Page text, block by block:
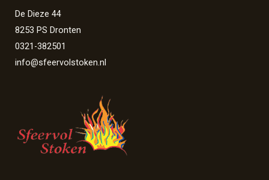
De Dieze 44
8253 PS Dronten
0321-382501
info@sfeervolstoken.nl